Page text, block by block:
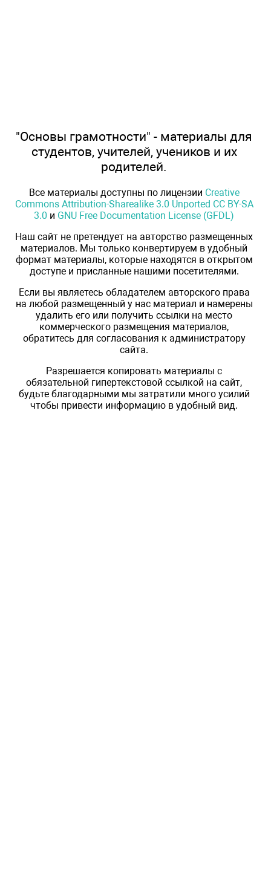
"Основы грамотности" - материалы для
студентов, учителей, учеников и их
родителей.
Все материалы доступны по лицензии Creative
Commons Attribution-Sharealike 3.0 Unported CC BY-SA
3.0 и GNU Free Documentation License (GFDL)
Наш сайт не претендует на авторство размещенных
материалов. Мы только конвертируем в удобный
формат материалы, которые находятся в открытом
доступе и присланные нашими посетителями.
Если вы являетесь обладателем авторского права
на любой размещенный у нас материал и намерены
удалить его или получить ссылки на место
коммерческого размещения материалов,
обратитесь для согласования к администратору
сайта.
Разрешается копировать материалы с
обязательной гипертекстовой ссылкой на сайт,
будьте благодарными мы затратили много усилий
чтобы привести информацию в удобный вид.